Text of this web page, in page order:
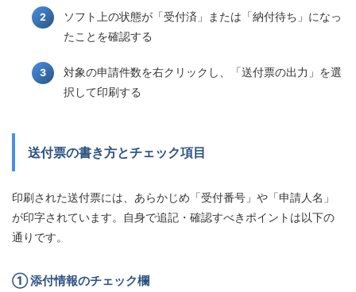
ソフト上の状態が「受付済」または「納付待ち」になっ
たことを確認する
対象の申請件数を右クリックし、「送付票の出力」を選
択して印刷する
送付票の書き方とチェック項目
印刷された送付票には、あらかじめ「受付番号」や「申請人名」
が印字されています。自身で追記・確認すべきポイントは以下の
通りです。
① 添付情報のチェック欄